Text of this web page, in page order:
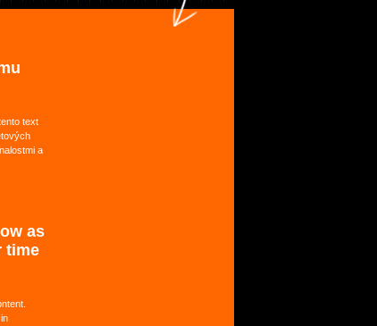
text
a
as
time